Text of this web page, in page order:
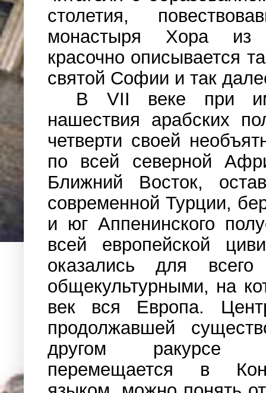
столетия,
монастыря Хора из
красочно описывается
святой Софии и так
В VII веке при
нашествия арабских
четверти своей
по всей северной
Ближний Восток,
современной Турции,
и юг Аппенинского
всей европейской
оказались для всего
общекультурными, на
век вся Европа.
продолжавшей
другом ракурсе
перемещается в